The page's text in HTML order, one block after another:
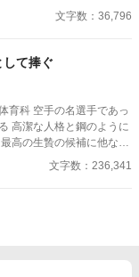
に離婚を切り出すが、ア
もなく......。
文字数：36,796
て捧ぐ
であっ
信奉者達が暗躍する 意
文字数：236,341